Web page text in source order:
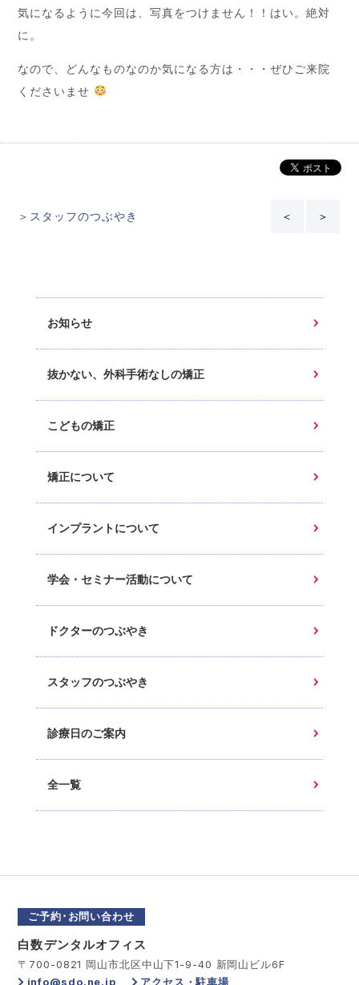
気になるように今回は、写真をつけません！！はい。絶対
に。
なので、どんなものなのか気になる方は・・・ぜひご来院
くださいませ
＞スタッフのつぶやき ＜ ＞
お知らせ
抜かない、外科手術なしの矯正
こどもの矯正
矯正について
インプラントについて
学会・セミナー活動について
ドクターのつぶやき
スタッフのつぶやき
診療日のご案内
全一覧
ご予約･お問い合わせ
白数デンタルオフィス
〒700-0821 岡山市北区中山下1-9-40 新岡山ビル6F
info@sdo.ne.jp
アクセス・駐車場